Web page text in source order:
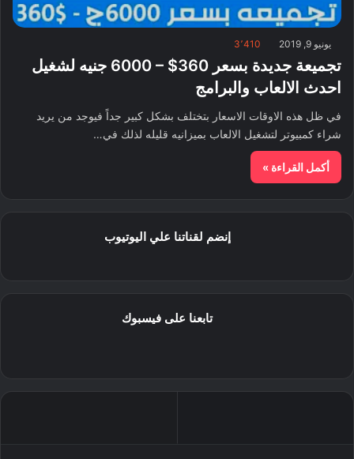
يونيو 9, 2019 3٬410
تجميعة جديدة بسعر 360$ – 6000 جنيه لشغيل
احدث الالعاب والبرامج
في ظل هذه الاوقات الاسعار بتختلف بشكل كبير جداً فيوجد من يريد
شراء كمبيوتر لتشغيل الالعاب بميزانيه قليله لذلك في…
أكمل القراءة »
إنضم لقناتنا علي اليوتيوب
تابعنا على فيسبوك